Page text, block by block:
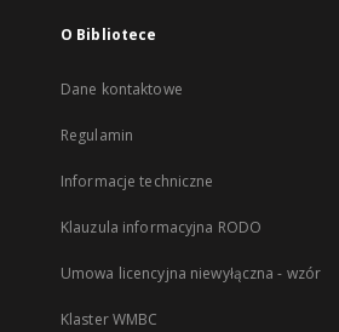
O Bibliotece
Dane kontaktowe
Regulamin
Informacje techniczne
Klauzula informacyjna RODO
Umowa licencyjna niewyłączna - wzór
Klaster WMBC